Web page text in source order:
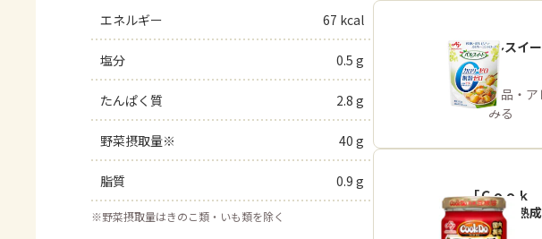
エネルギー
67 kcal
塩分 0.5 g
たんぱく質 2.8 g
野菜摂取量※ 40 g
脂質 0.9 g
※野菜摂取量はきのこ類・いも類を除く
「パルスイ
ロ」
商品・
みる
「Ｃｏｏｋ
調味料）熟
瓶